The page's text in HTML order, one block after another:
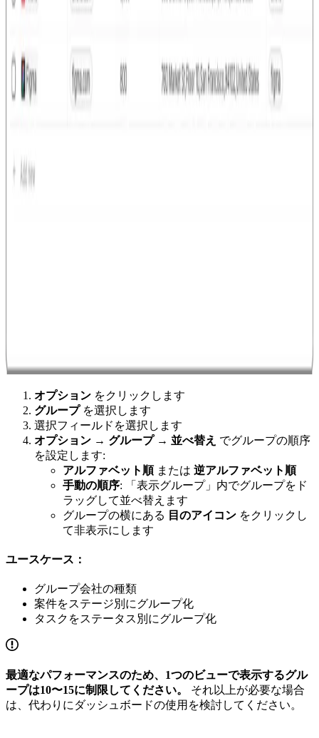
オプション をクリックします
グループを選択します
選択フィールドを選択します
オプション → グループ → 並べ替え でグループの順序
を設定します:
アルファベット順または 逆アルファベット順
手動の順序: 「表示グループ」内でグループをド
ラッグして並べ替えます
グループの横にある 目のアイコン をクリックし
て非表示にします
ユースケース：
グループ会社の種類
案件をステージ別にグループ化
タスクをステータス別にグループ化
最適なパフォーマンスのため、1つのビューで表示するグル
ープは10〜15に制限してください。
それ以上が必要な場合
は、代わりにダッシュボードの使用を検討してください。